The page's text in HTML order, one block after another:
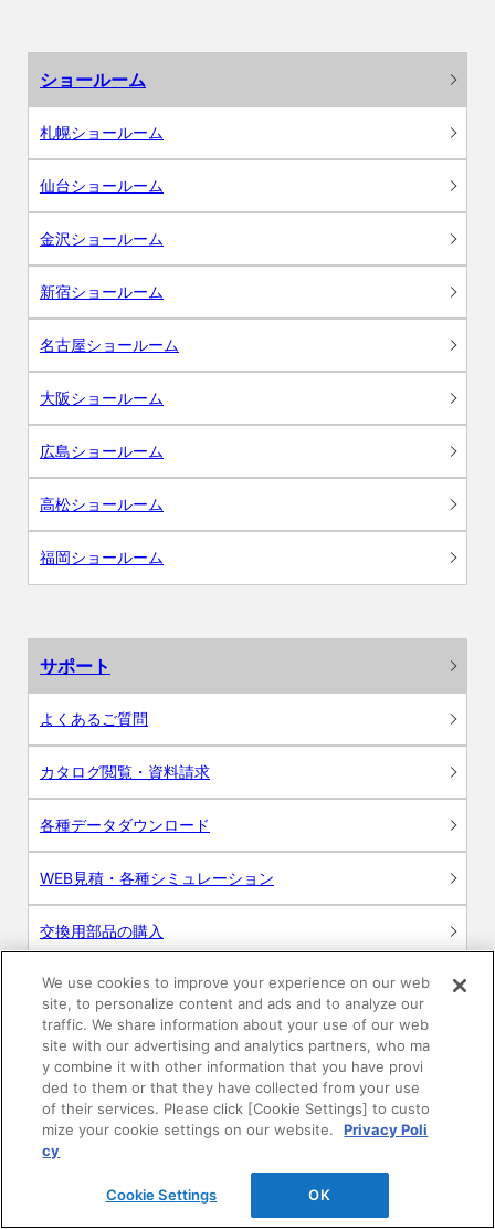
ショールーム
札幌ショールーム
仙台ショールーム
金沢ショールーム
新宿ショールーム
名古屋ショールーム
大阪ショールーム
広島ショールーム
高松ショールーム
福岡ショールーム
サポート
よくあるご質問
カタログ閲覧・資料請求
各種データダウンロード
WEB見積・各種シミュレーション
交換用部品の購入
修理・点検
お問い合わせ
ログイン
建築・設計関係者様向けサイト
ユーザー登録サービス
We use cookies to improve your experience on our web
site, to personalize content and ads and to analyze our
traffic. We share information about your use of our web
site with our advertising and analytics partners, who ma
y combine it with other information that you have provi
ded to them or that they have collected from your use
of their services. Please click [Cookie Settings] to custo
mize your cookie settings on our website.
Privacy Poli
cy
Cookie Settings OK